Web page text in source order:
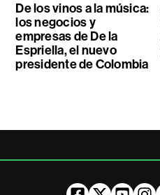
De los vinos a la música:
los negocios y
empresas de De la
Espriella, el nuevo
presidente de Colombia